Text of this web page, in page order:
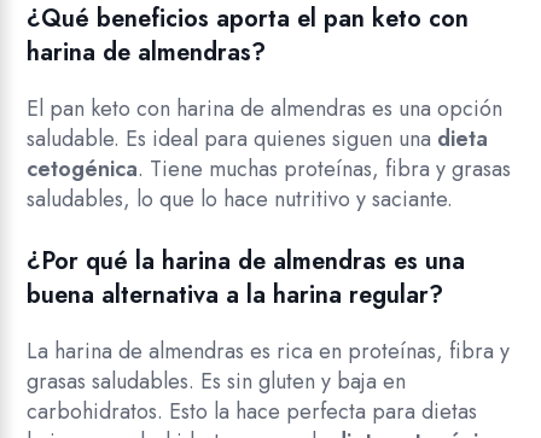
¿Qué beneficios aporta el pan keto con
harina de almendras?
El pan keto con harina de almendras es una opción
saludable. Es ideal para quienes siguen una dieta
cetogénica. Tiene muchas proteínas, fibra y grasas
saludables, lo que lo hace nutritivo y saciante.
¿Por qué la harina de almendras es una
buena alternativa a la harina regular?
La harina de almendras es rica en proteínas, fibra y
grasas saludables. Es sin gluten y baja en
carbohidratos. Esto la hace perfecta para dietas